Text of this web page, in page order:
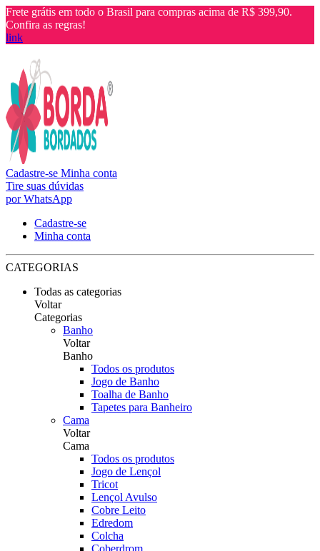
Frete grátis em todo o Brasil para compras acima de R$ 399,90.
Confira as regras!
link
Cadastre-se Minha conta
Tire suas dúvidas
por WhatsApp
Cadastre-se
Minha conta
CATEGORIAS
Todas as categorias
Voltar
Categorias
Banho
Voltar
Banho
Todos os produtos
Jogo de Banho
Toalha de Banho
Tapetes para Banheiro
Cama
Voltar
Cama
Todos os produtos
Jogo de Lençol
Tricot
Lençol Avulso
Cobre Leito
Edredom
Colcha
Coberdrom